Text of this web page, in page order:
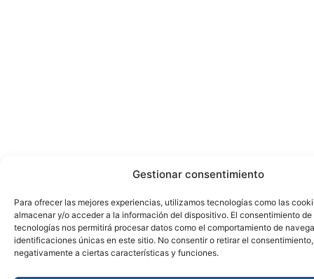
Gestionar consentimiento
Para ofrecer las mejores experiencias, utilizamos tecnologías como las
almacenar y/o acceder a la información del dispositivo. El consentimiento de
tecnologías nos permitirá procesar datos como el comportamiento de
identificaciones únicas en este sitio. No consentir o retirar el
negativamente a ciertas características y funciones.